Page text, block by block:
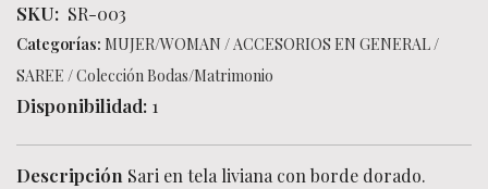
SKU: SR-003
Categorías: MUJER/WOMAN /ACCESORIOS EN GENERAL/
SAREE /Colección Bodas/Matrimonio
Disponibilidad: 1
Descripción Sari en tela liviana con borde dorado.